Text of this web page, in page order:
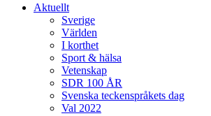
Aktuellt
Sverige
Världen
I korthet
Sport & hälsa
Vetenskap
SDR 100 ÅR
Svenska teckenspråkets dag
Val 2022